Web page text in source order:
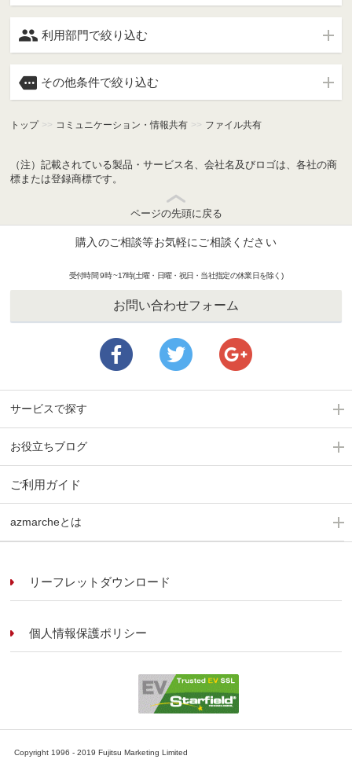
 利用部門で絞り込む
 その他条件で絞り込む
トップ >> コミュニケーション・情報共有 >> ファイル共有
（注）記載されている製品・サービス名、会社名及びロゴは、各社の商
標または登録商標です。
ページの先頭に戻る
購入のご相談等お気軽にご相談ください
受付時間 9時 ~17時(土曜・日曜・祝日・当社指定の休業日を除く)
お問い合わせフォーム
サービスで探す
お役立ちブログ
ご利用ガイド
azmarcheとは
リーフレットダウンロード
個人情報保護ポリシー
Copyright 1996 - 2019 Fujitsu Marketing Limited